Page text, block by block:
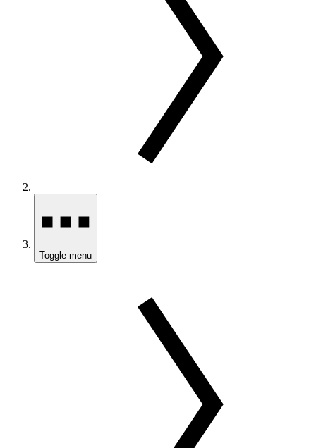
Toggle menu